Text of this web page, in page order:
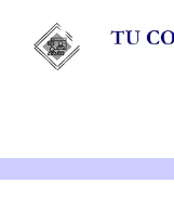
contenido